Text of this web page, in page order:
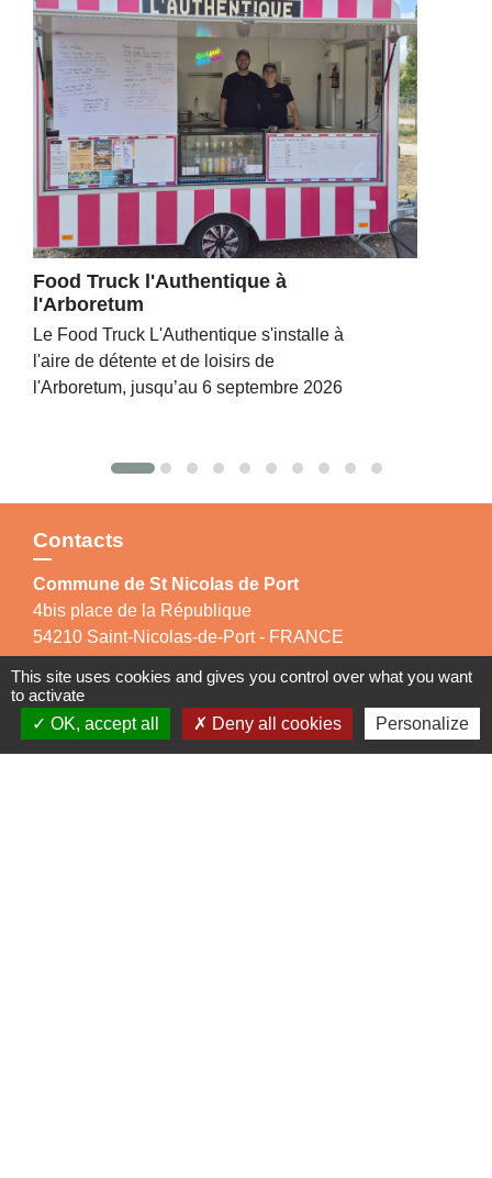
Food Truck l'Authentique à
l'Arboretum
Le Food Truck L'Authentique s'installe à
l'aire de détente et de loisirs de
l'Arboretum, jusqu’au 6 septembre 2026
Contacts
Commune de St Nicolas de Port
4bis place de la République
54210 Saint-Nicolas-de-Port - FRANCE
This site uses cookies and gives you control over what you want
to activate
OK, accept all
Deny all cookies Personalize